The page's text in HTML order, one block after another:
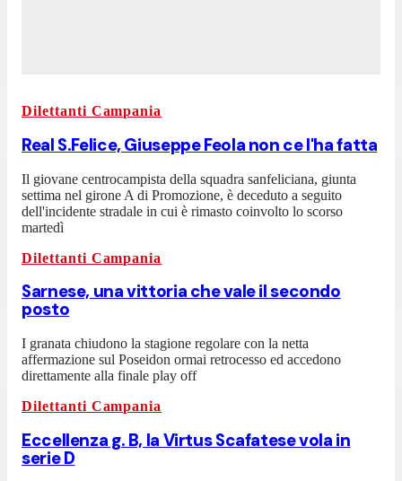
Dilettanti Campania
Real S.Felice, Giuseppe Feola non ce l'ha fatta
Il giovane centrocampista della squadra sanfeliciana, giunta
settima nel girone A di Promozione, è deceduto a seguito
dell'incidente stradale in cui è rimasto coinvolto lo scorso
martedì
Dilettanti Campania
Sarnese, una vittoria che vale il secondo
posto
I granata chiudono la stagione regolare con la netta
affermazione sul Poseidon ormai retrocesso ed accedono
direttamente alla finale play off
Dilettanti Campania
Eccellenza g. B, la Virtus Scafatese vola in
serie D